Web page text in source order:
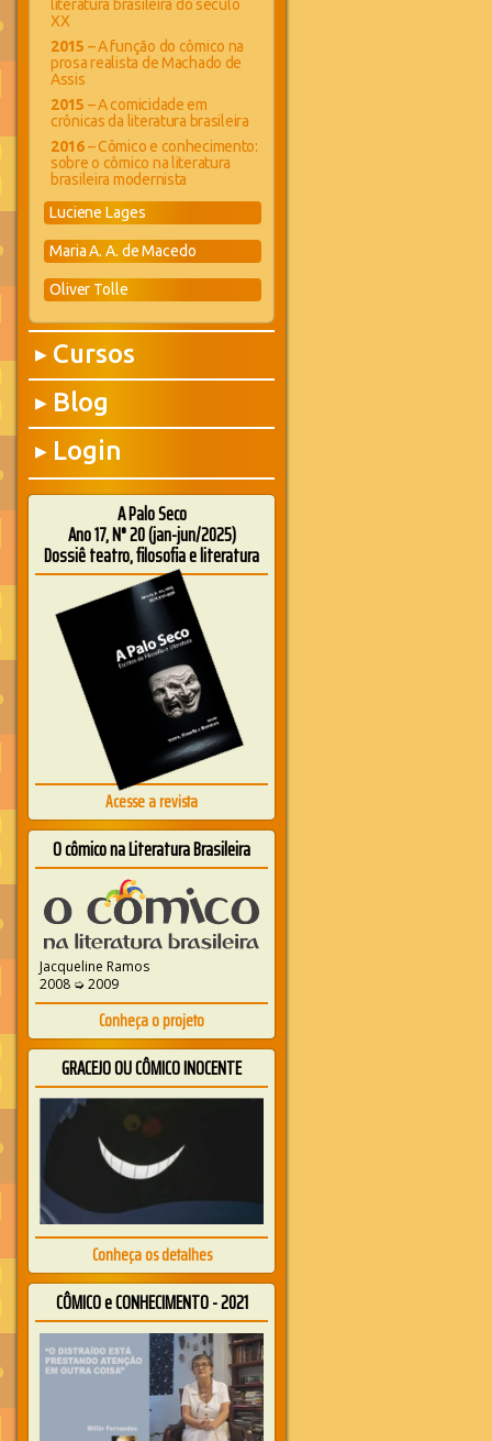
literatura brasileira do século
XX
2015 – A função do cômico na
prosa realista de Machado de
Assis
2015 – A comicidade em
crônicas da literatura brasileira
2016– Cômico e conhecimento:
sobre o cômico na literatura
brasileira modernista
Luciene Lages
Maria A. A. de Macedo
Oliver Tolle
▶ Cursos
▶ Blog
▶ Login
A Palo Seco
Ano 17, N° 20 (jan-jun/2025)
Dossiê teatro, filosofia e literatura
Acesse a revista
O cômico na Literatura Brasileira
Jacqueline Ramos
2008 ➭ 2009
Conheça o projeto
GRACEJO OU CÔMICO INOCENTE
Conheça os detalhes
CÔMICO e CONHECIMENTO - 2021